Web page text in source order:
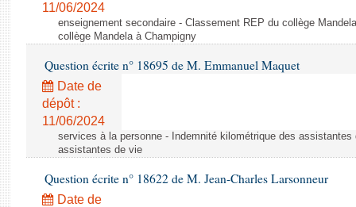
11/06/2024
enseignement secondaire - Classement REP du collège
collège Mandela à Champigny
Question écrite n° 18695 de M. Emmanuel Maquet
Date de
dépôt :
11/06/2024
services à la personne - Indemnité kilométrique des
assistantes de vie
Question écrite n° 18622 de M. Jean-Charles Larsonneur
Date de